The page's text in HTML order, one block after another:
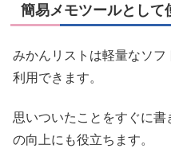
簡易メモツールとして
みかんリストは軽量なソ
利用できます。
思いついたことをすぐに
の向上にも役立ちます。